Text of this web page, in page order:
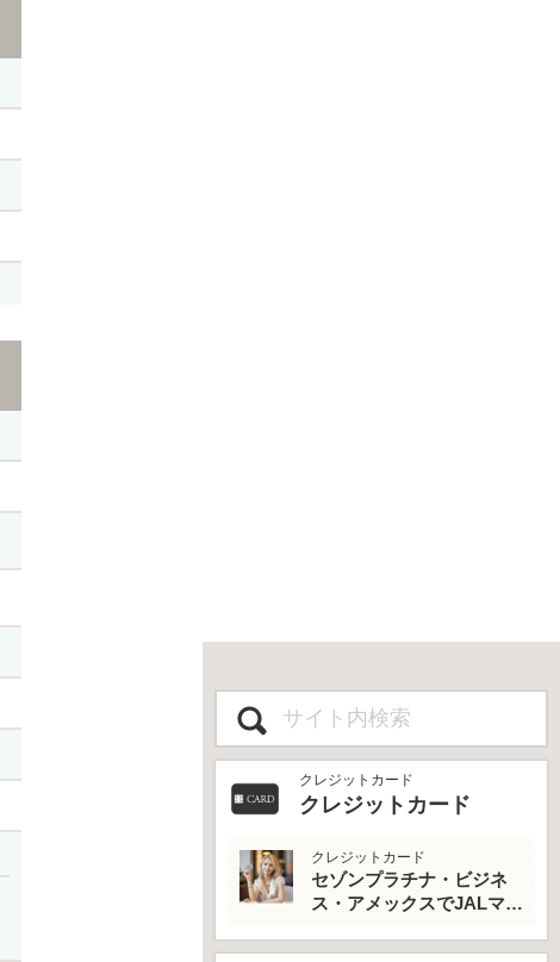
クレジットカード
クレジットカード
クレジットカード
セゾンプラチナ・ビジネ
ス・アメックスでJALマイ
を最大活用！